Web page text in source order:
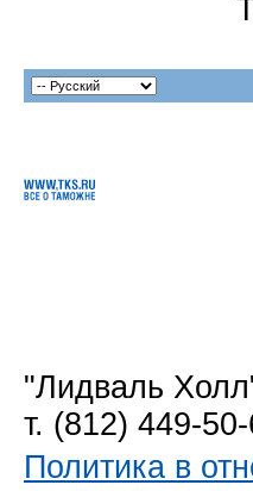
"Лидваль
т. (812) 449-
Политика в